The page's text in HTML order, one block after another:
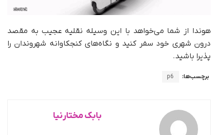
هوندا از شما می‌خواهد با این وسیله نقلیه عجیب به مقصد
درون شهری خود سفر کنید و نگاه‌های کنجکاوانه شهروندان را
پذیرا باشید.
برچسب‌ها: p6
بابک مختارنیا